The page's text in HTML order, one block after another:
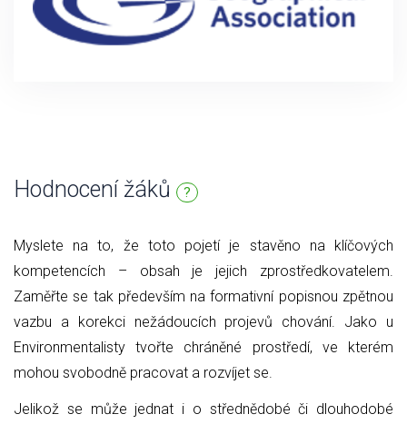
Hodnocení žáků ?
Myslete na to, že toto pojetí je stavěno na klíčových
kompetencích – obsah je jejich zprostředkovatelem.
Zaměřte se tak především na formativní popisnou zpětnou
vazbu a korekci nežádoucích projevů chování. Jako u
Environmentalisty tvořte chráněné prostředí, ve kterém
mohou svobodně pracovat a rozvíjet se.
Jelikož se může jednat i o střednědobé či dlouhodobé